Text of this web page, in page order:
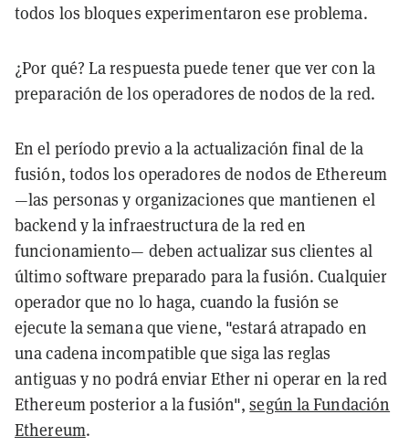
todos los bloques experimentaron ese problema.
¿Por qué? La respuesta puede tener que ver con la
preparación de los operadores de nodos de la red.
En el período previo a la actualización final de la
fusión, todos los operadores de nodos de Ethereum
—las personas y organizaciones que mantienen el
backend y la infraestructura de la red en
funcionamiento— deben actualizar sus clientes al
último software preparado para la fusión. Cualquier
operador que no lo haga, cuando la fusión se
ejecute la semana que viene, "estará atrapado en
una cadena incompatible que siga las reglas
antiguas y no podrá enviar Ether ni operar en la red
Ethereum posterior a la fusión",según la Fundación
Ethereum.